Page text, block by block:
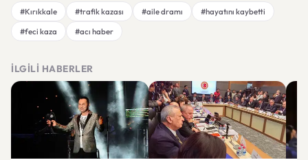
#Kırıkkale #trafik kazası #aile dramı
#hayatını kaybetti
#feci kaza
#acı haber
İLGILI HABERLER